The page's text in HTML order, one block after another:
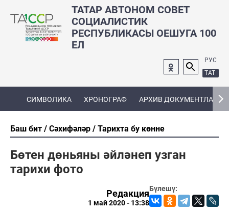
ТАТАР АВТОНОМ СОВЕТ
СОЦИАЛИСТИК
РЕСПУБЛИКАСЫ ОЕШУГА 100
ЕЛ
РУС
ТАТ
СИМВОЛИКА ХРОНОГРАФ АРХИВ ДОКУМЕНТЛАРЫ
Баш бит Сәхифәләр Тарихта бу көнне
Бөтен дөньяны әйләнеп узган
тарихи фото
Бүлешү:
Редакция
1 май 2020 - 13:38